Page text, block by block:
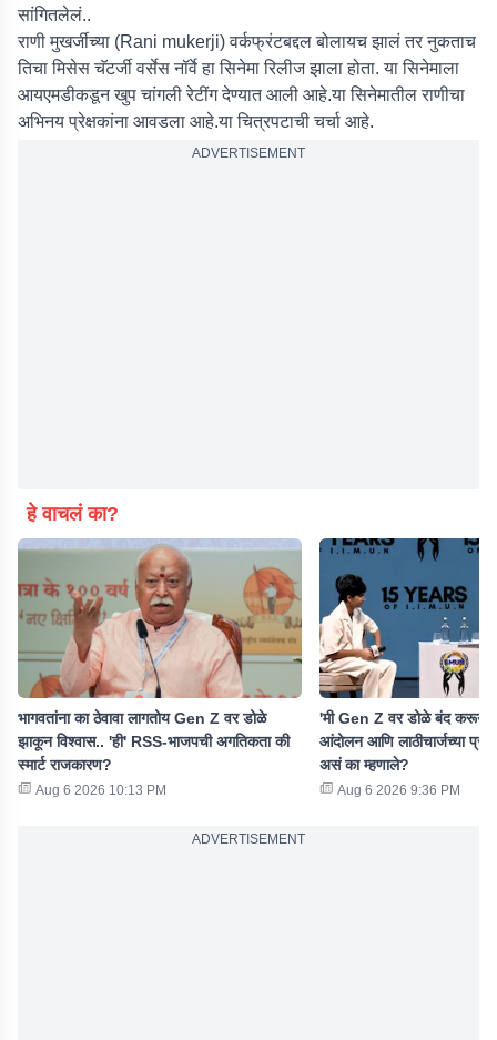
सांगितलेलं..
राणी मुखर्जीच्या (Rani mukerji) वर्कफ्रंटबद्दल बोलायच झालं तर नुकताच
तिचा मिसेस चॅटर्जी वर्सेस नॉर्वे हा सिनेमा रिलीज झाला होता. या सिनेमाला
आयएमडीकडून खुप चांगली रेटींग देण्यात आली आहे.या सिनेमातील राणीचा
अभिनय प्रेक्षकांना आवडला आहे.या चित्रपटाची चर्चा आहे.
ADVERTISEMENT
हे वाचलं का?
भागवतांना का ठेवावा लागतोय Gen Z वर डोळे
झाकून विश्वास.. 'ही' RSS-भाजपची अगतिकता की
स्मार्ट राजकारण?
Aug 6 2026 10:13 PM
'मी Gen Z वर डोळे बंद करून
आंदोलन आणि लाठीचार्जच्या
असं का म्हणाले?
Aug 6 2026 9:36 PM
ADVERTISEMENT